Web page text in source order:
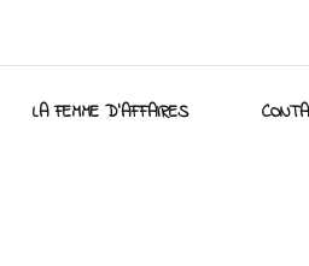
LA FEMME D’AFFAIRES